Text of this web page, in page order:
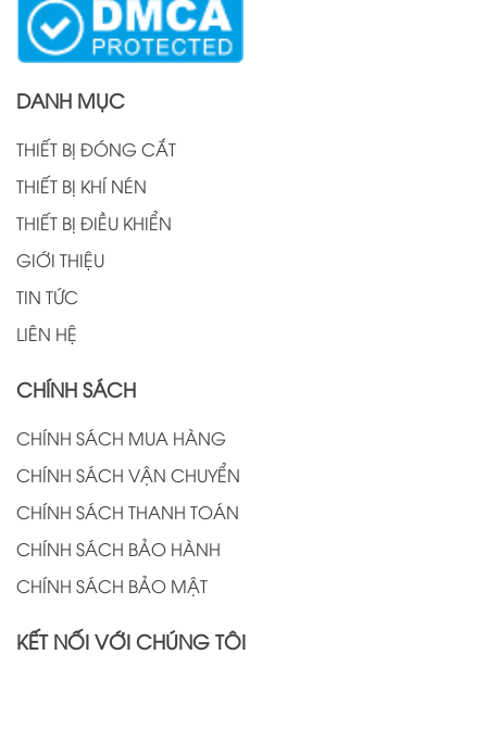
DANH MỤC
THIẾT BỊ ĐÓNG CẮT
THIẾT BỊ KHÍ NÉN
THIẾT BỊ ĐIỀU KHIỂN
GIỚI THIỆU
TIN TỨC
LIÊN HỆ
CHÍNH SÁCH
CHÍNH SÁCH MUA HÀNG
CHÍNH SÁCH VẬN CHUYỂN
CHÍNH SÁCH THANH TOÁN
CHÍNH SÁCH BẢO HÀNH
CHÍNH SÁCH BẢO MẬT
KẾT NỐI VỚI CHÚNG TÔI